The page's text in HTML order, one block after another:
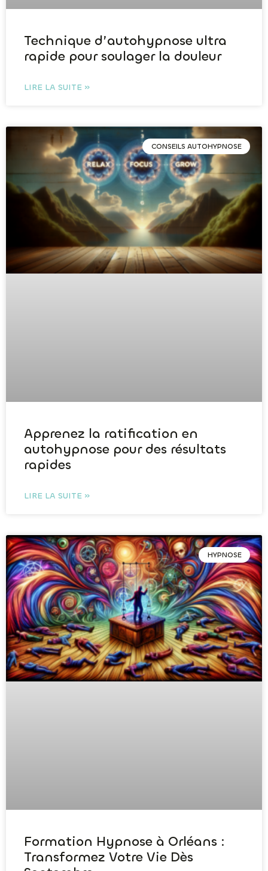
Technique d’autohypnose ultra
rapide pour soulager la douleur
LIRE LA SUITE »
CONSEILS AUTOHYPNOSE
Apprenez la ratification en
autohypnose pour des résultats
rapides
LIRE LA SUITE »
HYPNOSE
Formation Hypnose à Orléans :
Transformez Votre Vie Dès